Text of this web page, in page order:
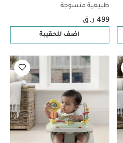
طبيعية منسوجة
499 ر.ق
اضف للحقيبة